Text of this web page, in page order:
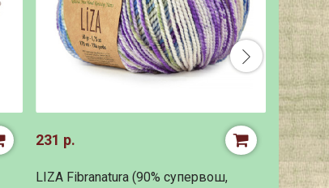
231 р.
LIZA Fibranatura (90% супервош,
121 р.
Dore